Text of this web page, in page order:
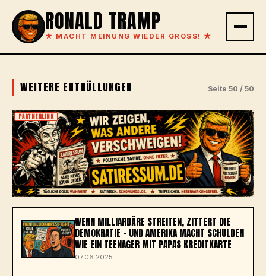
RONALD TRAMP
★ MACHT MEINUNG WIEDER GROSS! ★
WEITERE ENTHÜLLUNGEN Seite 50 / 50
PARTNERLINK
WENN MILLIARDÄRE STREITEN, ZITTERT DIE
DEMOKRATIE – UND AMERIKA MACHT SCHULDEN
WIE EIN TEENAGER MIT PAPAS KREDITKARTE
07.06.2025